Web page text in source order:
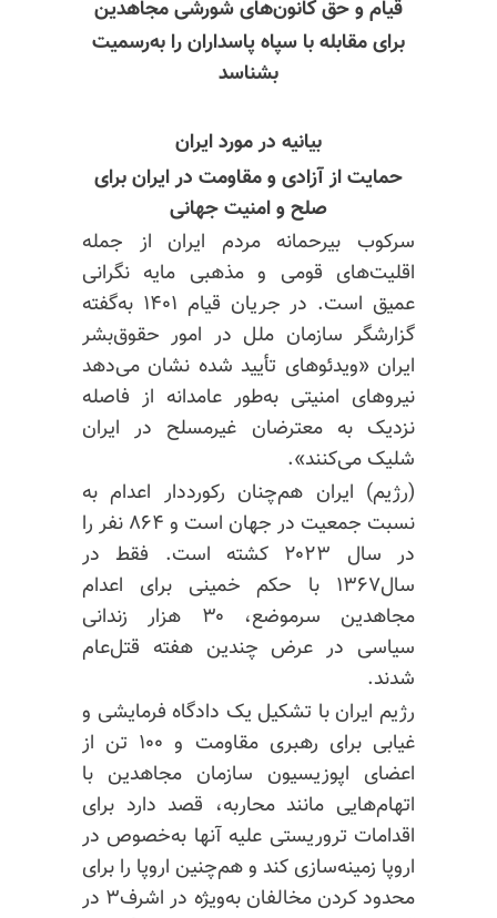
قیام و حق کانون‌های شورشی مجاهدین
برای مقابله با سپاه پاسداران را به‌رسمیت
بشناسد
بیانیه در مورد ایران
حمایت از آزادی و مقاومت در ایران برای
صلح و امنیت جهانی
سرکوب بیرحمانه مردم ایران از جمله
اقلیت‌های قومی و مذهبی مایه نگرانی
عمیق است. در جریان قیام ۱۴۰۱ به‌گفته
گزارشگر سازمان ملل در امور حقوق‌بشر
ایران «ویدئوهای تأیید شده نشان می‌دهد
نیروهای امنیتی به‌طور عامدانه از فاصله
نزدیک به معترضان غیرمسلح در ایران
شلیک می‌کنند».
(رژیم) ایران هم‌چنان رکورددار اعدام به
نسبت جمعیت در جهان است و ۸۶۴ نفر را
در سال ۲۰۲۳ کشته است. فقط در
سال۱۳۶۷ با حکم خمینی برای اعدام
مجاهدین سرموضع، ۳۰ هزار زندانی
سیاسی در عرض چندین هفته قتل‌عام
شدند.
رژیم ایران با تشکیل یک دادگاه فرمایشی و
غیابی برای رهبری مقاومت و ۱۰۰ تن از
اعضای اپوزیسیون سازمان مجاهدین با
اتهام‌هایی مانند محاربه، قصد دارد برای
اقدامات تروریستی علیه آنها به‌خصوص در
اروپا زمینه‌سازی کند و هم‌چنین اروپا را برای
محدود کردن مخالفان به‌ویژه در اشرف۳ در